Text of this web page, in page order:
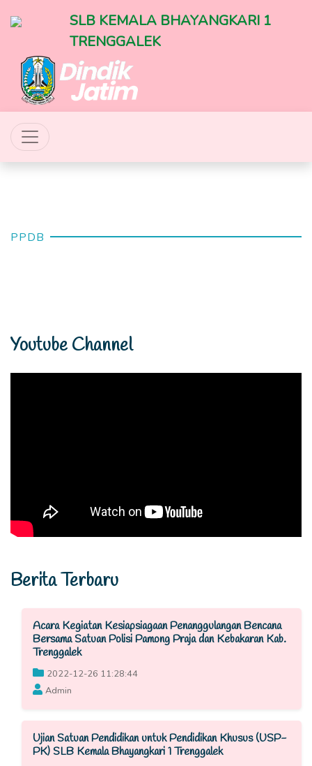
SLB KEMALA BHAYANGKARI 1
TRENGGALEK
PPDB
Youtube Channel
Berita Terbaru
Acara Kegiatan Kesiapsiagaan Penanggulangan Bencana
Bersama Satuan Polisi Pamong Praja dan Kebakaran Kab.
Trenggalek
2022-12-26 11:28:44
Admin
Ujian Satuan Pendidikan untuk Pendidikan Khusus (USP-
PK) SLB Kemala Bhayangkari 1 Trenggalek